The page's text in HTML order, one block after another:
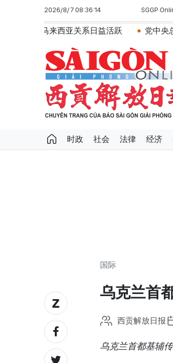
2026/8/7 08:36:14 SGGP
亚关系日益活跃 党中央总书记、国家主
时政 社会 法律 经济
国际
乌克兰首
西贡解放日报
乌克兰首都基辅